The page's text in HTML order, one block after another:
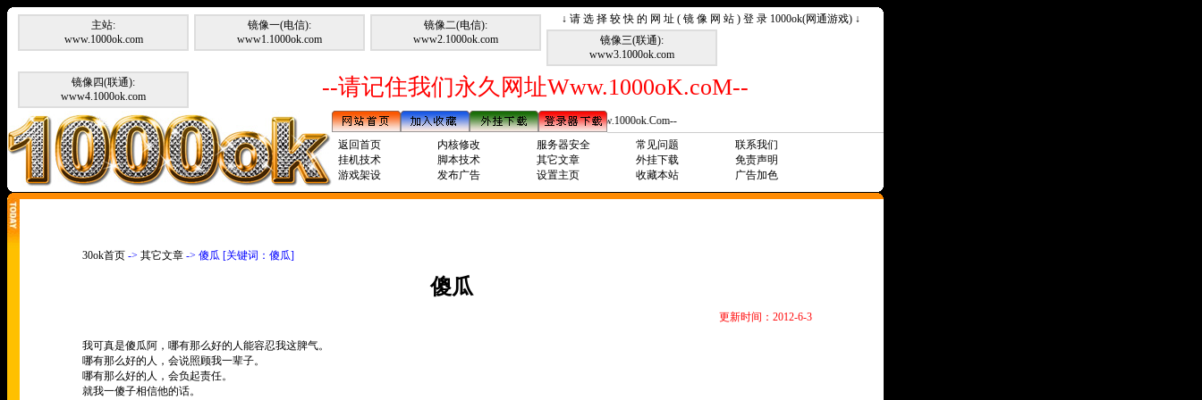
↓ 请 选 择 较 快 的 网 址 ( 镜 像 网 站 ) 登 录 1000ok(网通游戏) ↓
主站:
www.1000ok.com
镜像一(电信):
www1.1000ok.com
镜像二(电信):
www2.1000ok.com
镜像三(联通):
www3.1000ok.com
镜像四(联通):
www4.1000ok.com
--请记住我们永久网址Www.1000oK.coM--
--请记住我们永久网址Www.1000ok.Com--
返回首页
内核修改 服务器安全 常见问题
联系我们
挂机技术
脚本技术 其它文章 外挂下载
免责声明
游戏架设
发布广告 设置主页 收藏本站 广告加色
30ok首页 -> 其它文章 -> 傻瓜 [关键词：傻瓜]
傻瓜
更新时间：2012-6-3
我可真是傻瓜阿，哪有那么好的人能容忍我这脾气。
哪有那么好的人，会说照顾我一辈子。
哪有那么好的人，会负起责任。
就我一傻子相信他的话。